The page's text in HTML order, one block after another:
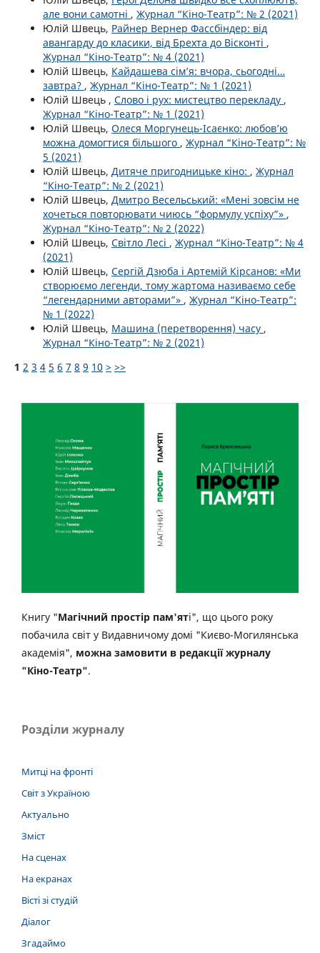
але вони самотні , Журнал “Кіно-Театр”: № 2 (2021)
Юлій Швець, Райнер Вернер Фассбіндер: від
авангарду до класики, від Брехта до Вісконті ,
Журнал “Кіно-Театр”: № 4 (2021)
Юлій Швець, Кайдашева сім’я: вчора, сьогодні…
завтра? , Журнал “Кіно-Театр”: № 1 (2021)
Юлій Швець , Слово і рух: мистецтво перекладу ,
Журнал “Кіно-Театр”: № 1 (2021)
Юлій Швець, Олеся Моргунець-Ісаєнко: любов’ю
можна домогтися більшого , Журнал “Кіно-Театр”: №
5 (2021)
Юлій Швець, Дитяче пригодницьке кіно: , Журнал
“Кіно-Театр”: № 2 (2021)
Юлій Швець, Дмитро Весельський: «Мені зовсім не
хочеться повторювати чиюсь “формулу успіху”» ,
Журнал “Кіно-Театр”: № 2 (2022)
Юлій Швець, Світло Лесі , Журнал “Кіно-Театр”: № 4
(2021)
Юлій Швець, Сергій Дзюба і Артемій Кірсанов: «Ми
створюємо легенди, тому жартома називаємо себе
“легендарними авторами”» , Журнал “Кіно-Театр”:
№ 1 (2022)
Юлій Швець, Машина (перетворення) часу ,
Журнал “Кіно-Театр”: № 2 (2021)
1 2 3 4 5 6 7 8 9 10 > >>
Книгу "Магічний простір пам'яті", що цього року
побачила світ у Видавничому домі "Києво-Могилянська
академія", можна замовити в редакції журналу
"Кіно-Театр".
Розділи журналу
Митці на фронті
Світ з Україною
Актуально
Зміст
На сценах
На екранах
Вісті зі студій
Діалог
Згадаймо